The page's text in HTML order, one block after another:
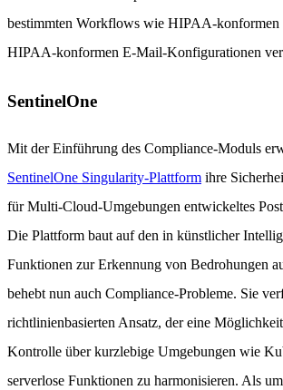
bestimmten Workflows wie HIPAA-konformen
HIPAA-konformen E-Mail-Konfigurationen
SentinelOne
Mit der Einführung des Compliance-Moduls
SentinelOne Singularity-Plattform ihre
für Multi-Cloud-Umgebungen entwickeltes
Die Plattform baut auf den in künstlicher
Funktionen zur Erkennung von Bedrohungen
behebt nun auch Compliance-Probleme. Sie
richtlinienbasierten Ansatz, der eine
Kontrolle über kurzlebige Umgebungen wie
serverlose Funktionen zu harmonisieren. Als